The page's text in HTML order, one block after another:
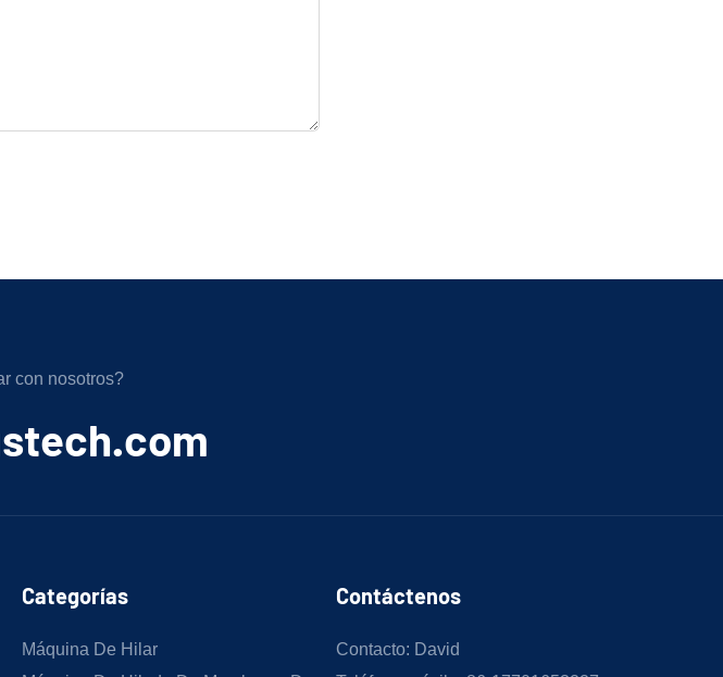
con nosotros?
Categorías
Máquina De Hilar
Contáctenos
Contacto: David